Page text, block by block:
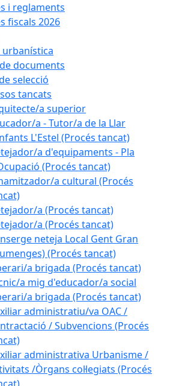
i reglaments
fiscals 2026
documents
selecció
tancats
a superior
a - Tutor/a de la Llar
L'Estel (Procés tancat)
a d'equipaments - Pla
(Procés tancat)
a cultural (Procés
a (Procés tancat)
a (Procés tancat)
neteja Local Gent Gran
(Procés tancat)
a brigada (Procés tancat)
a mig d'educador/a social
a brigada (Procés tancat)
administratiu/va OAC /
/ Subvencions (Procés
administrativa Urbanisme /
/Òrgans col·legiats (Procés